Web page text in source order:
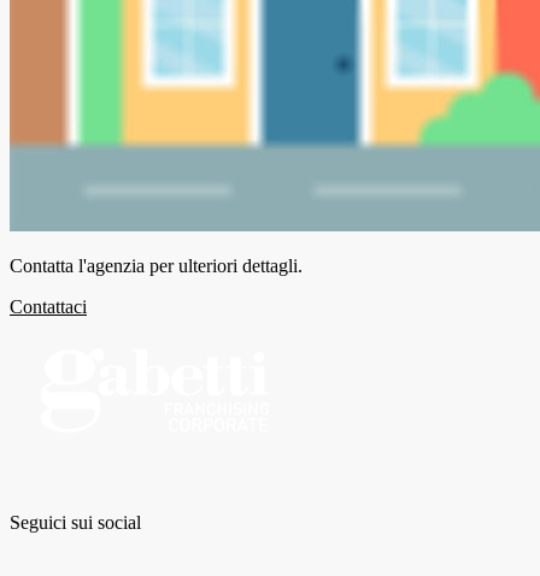
Contatta l'agenzia per ulteriori dettagli.
Contattaci
Seguici sui social